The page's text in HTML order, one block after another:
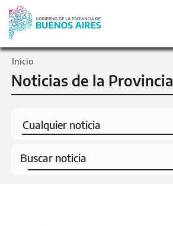
Inicio
Noticias de la Provincia